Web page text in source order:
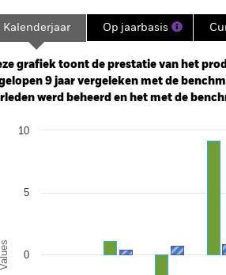
2010-04-01 00:00:00 to 2026-07-31 00:00:00.
0 to 36.
Kalenderjaar Op jaarbasis
grafiek toont de prestatie van het
9 jaar vergeleken met de
werd beheerd en het met de
chart with 2 data series.
Values 0
5
10